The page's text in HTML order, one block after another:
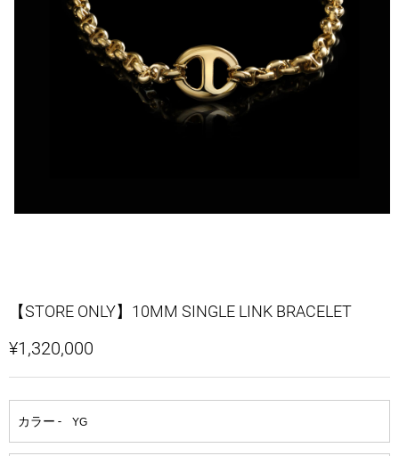
【STORE ONLY】10MM SINGLE LINK BRACELET
¥1,320,000